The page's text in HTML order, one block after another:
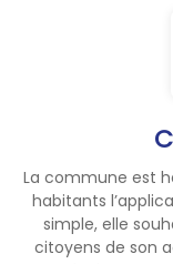
La commune est
habitants
simple, elle
citoyens de son